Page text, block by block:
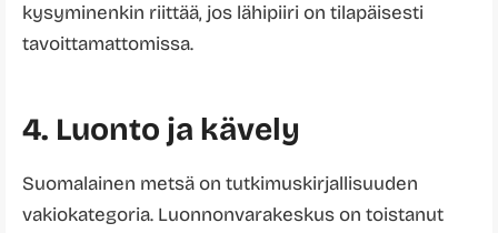
kysyminenkin riittää, jos lähipiiri on tilapäisesti
tavoittamattomissa.
4. Luonto ja kävely
Suomalainen metsä on tutkimuskirjallisuuden
vakiokategoria. Luonnonvarakeskus on toistanut